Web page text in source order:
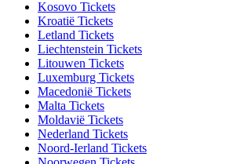
Kosovo Tickets
Kroatië Tickets
Letland Tickets
Liechtenstein Tickets
Litouwen Tickets
Luxemburg Tickets
Macedonië Tickets
Malta Tickets
Moldavië Tickets
Nederland Tickets
Noord-Ierland Tickets